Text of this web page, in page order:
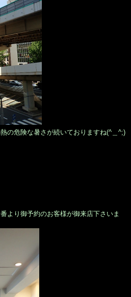
の危険な暑さが続いておりますね(^＿^;)
より御予約のお客様が御来店下さいま